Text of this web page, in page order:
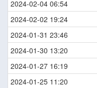
2024-02-04 06:54
2024-02-02 19:24
2024-01-31 23:46
2024-01-30 13:20
2024-01-27 16:19
2024-01-25 11:20